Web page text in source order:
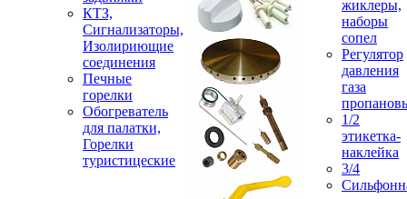
КТЗ,
Сигнализаторы,
Изолириющие
соединения
Печные
горелки
Обогреватель
для палатки,
Горелки
туристицеские
жиклеры,
наборы
сопел
Регулятор
давления
газа
1/2
этикетка-
наклейка
3/4